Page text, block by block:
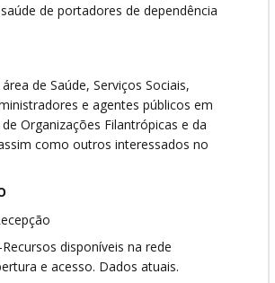
de portadores de dependência
de Saúde, Serviços Sociais,
e agentes públicos em
Organizações Filantrópicas e da
como outros interessados no
disponíveis na rede
e acesso. Dados atuais.